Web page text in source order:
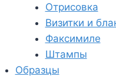
Отрисовка
Визитки и
Факсимиле
Штампы
Образцы